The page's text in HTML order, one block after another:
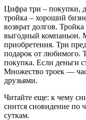
Цифра три – покупки,
тройка – хороший
возврат долгов.
выгодный компаньон.
приобретения. Три
подарок от любимого.
покупка. Если деньги
Множество троек —
друзьями.
Читайте еще: к чему
снится сновидение по
суткам.